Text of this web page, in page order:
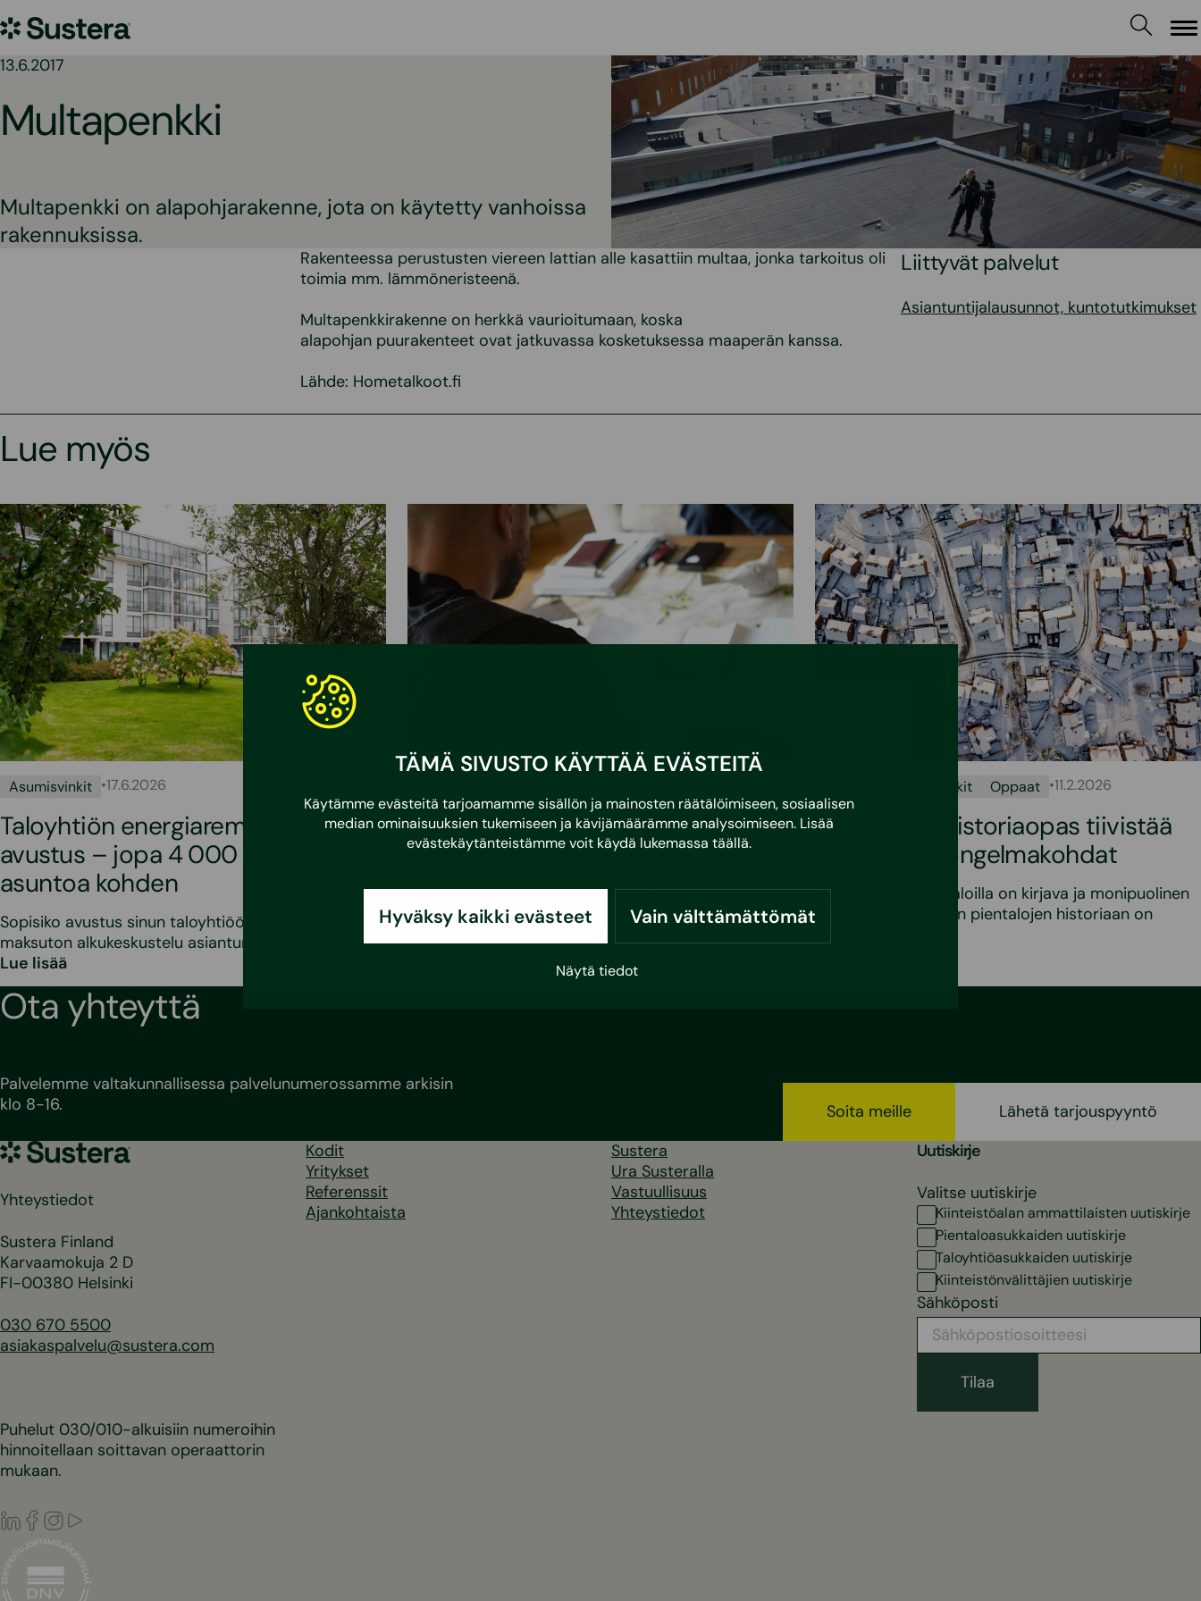
TÄMÄ SIVUSTO KÄYTTÄÄ EVÄSTEITÄ
Käytämme evästeitä tarjoamamme sisällön ja mainosten räätälöimiseen, sosiaalisen
median ominaisuuksien tukemiseen ja kävijämäärämme analysoimiseen. Lisää
evästekäytänteistämme voit käydä lukemassa täällä.
Hyväksy kaikki evästeet Vain välttämättömät
Näytä tiedot
sisältöön
Sustera
13.6.2017
Multapenkki
Multapenkki on alapohjarakenne, jota on käytetty vanhoissa
rakennuksissa.
Rakenteessa perustusten viereen lattian alle kasattiin multaa, jonka tarkoitus oli
toimia mm. lämmöneristeenä.
Multapenkkirakenne on herkkä vaurioitumaan, koska
alapohjan puurakenteet ovat jatkuvassa kosketuksessa maaperän kanssa.
Lähde: Hometalkoot.fi
Liittyvät palvelut
Asiantuntijalausunnot, kuntotutkimukset
Lue myös
Asumisvinkit •17.6.2026
Taloyhtiön energiaremonttiin uusi
avustus – jopa 4 000 euroa
asuntoa kohden
Sopisiko avustus sinun taloyhtiöösi? Varaa
maksuton alkukeskustelu asiantuntijamme kanssa!
Lue lisää
Kunnossapitotarveselvitys ja usein
kysytyt kysymykset
Mikä on kunnossapitotarveselvitys?
Kunnossapitotarveselvityksellä tarkoitetaan
listausta rakennusten ja kiinteistöjen kunnossapito-
Asumisvinkit Oppaat •11.2.2026
Pientalojen historiaopas tiivistää
pientalojen ongelmakohdat
Suomalaisilla pientaloilla on kirjava ja monipuolinen
menneisyys Suomen pientalojen historiaan on
Ota yhteyttä
Palvelemme valtakunnallisessa palvelunumerossamme arkisin
klo 8-16.
Soita meille
Lähetä tarjouspyyntö
Sustera
Yhteystiedot
Sustera Finland
Karvaamokuja 2 D
FI-00380 Helsinki
030 670 5500
asiakaspalvelu@sustera.com
Puhelut 030/010-alkuisiin numeroihin
hinnoitellaan soittavan operaattorin
mukaan.
LinkedIn
Facebook
Instagram
Kodit
Yritykset
Referenssit
Ajankohtaista
Sustera
Ura Susteralla
Vastuullisuus
Yhteystiedot
Uutiskirje
Valitse uutiskirje
Kiinteistöalan ammattilaisten uutiskirje
Pientaloasukkaiden uutiskirje
Taloyhtiöasukkaiden uutiskirje
Kiinteistönvälittäjien uutiskirje
Sähköposti